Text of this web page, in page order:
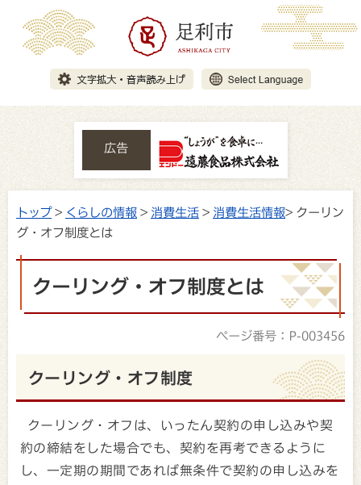
広告
トップ> くらしの情報 > 消費生活 > 消費生活情報> クーリン
グ・オフ制度とは
クーリング・オフ制度とは
ページ番号：P-003456
クーリング・オフ制度
クーリング・オフは、いったん契約の申し込みや契
約の締結をした場合でも、契約を再考できるように
し、一定期の期間であれば無条件で契約の申し込みを